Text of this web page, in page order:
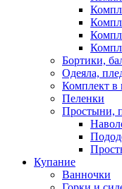
Бортики,
Одеяла,
Комплект в
Пеленки
Простыни,
Купание
Ванночки